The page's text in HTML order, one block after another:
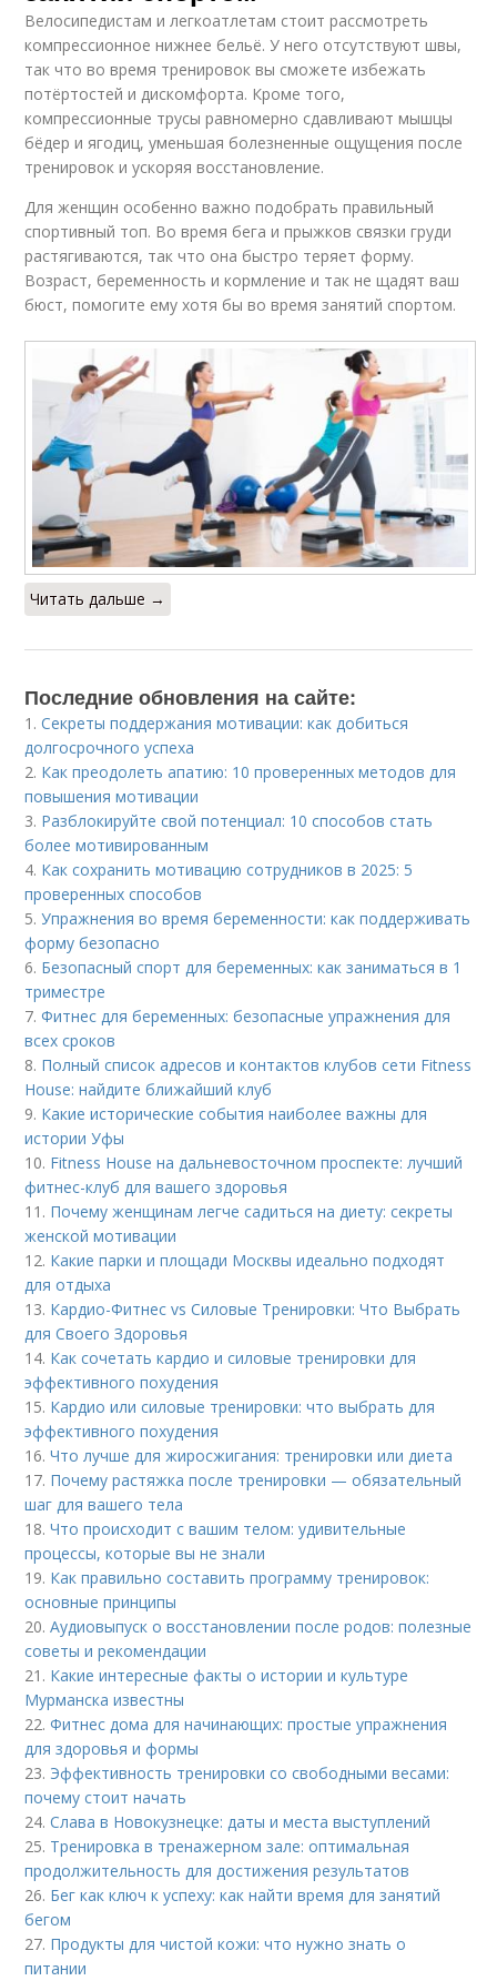
Велосипедистам и легкоатлетам стоит рассмотреть
компрессионное нижнее бельё. У него отсутствуют швы,
так что во время тренировок вы сможете избежать
потёртостей и дискомфорта. Кроме того,
компрессионные трусы равномерно сдавливают мышцы
бёдер и ягодиц, уменьшая болезненные ощущения после
тренировок и ускоряя восстановление.
Для женщин особенно важно подобрать правильный
спортивный топ. Во время бега и прыжков связки груди
растягиваются, так что она быстро теряет форму.
Возраст, беременность и кормление и так не щадят ваш
бюст, помогите ему хотя бы во время занятий спортом.
Читать дальше →
Последние обновления на сайте:
1.Секреты поддержания мотивации: как добиться
долгосрочного успеха
2. Как преодолеть апатию: 10 проверенных методов для
повышения мотивации
3. Разблокируйте свой потенциал: 10 способов стать
более мотивированным
4. Как сохранить мотивацию сотрудников в 2025: 5
проверенных способов
5.Упражнения во время беременности: как поддерживать
форму безопасно
6. Безопасный спорт для беременных: как заниматься в 1
триместре
7.Фитнес для беременных: безопасные упражнения для
всех сроков
8. Полный список адресов и контактов клубов сети Fitness
House: найдите ближайший клуб
9. Какие исторические события наиболее важны для
истории Уфы
10. Fitness House на дальневосточном проспекте: лучший
фитнес-клуб для вашего здоровья
11. Почему женщинам легче садиться на диету: секреты
женской мотивации
12. Какие парки и площади Москвы идеально подходят
для отдыха
13. Кардио-Фитнес vs Силовые Тренировки: Что Выбрать
для Своего Здоровья
14. Как сочетать кардио и силовые тренировки для
эффективного похудения
15. Кардио или силовые тренировки: что выбрать для
эффективного похудения
16.Что лучше для жиросжигания: тренировки или диета
17. Почему растяжка после тренировки — обязательный
шаг для вашего тела
18.Что происходит с вашим телом: удивительные
процессы, которые вы не знали
19. Как правильно составить программу тренировок:
основные принципы
20.Аудиовыпуск о восстановлении после родов: полезные
советы и рекомендации
21. Какие интересные факты о истории и культуре
Мурманска известны
22.Фитнес дома для начинающих: простые упражнения
для здоровья и формы
23. Эффективность тренировки со свободными весами:
почему стоит начать
24.Слава в Новокузнецке: даты и места выступлений
25. Тренировка в тренажерном зале: оптимальная
продолжительность для достижения результатов
26. Бег как ключ к успеху: как найти время для занятий
бегом
27. Продукты для чистой кожи: что нужно знать о
питании